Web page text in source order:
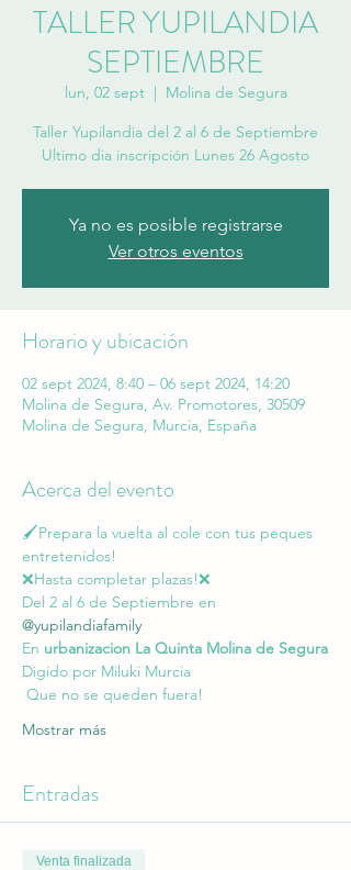
TALLER YUPILANDIA
SEPTIEMBRE
lun, 02 sept
  |
Molina de Segura
Taller Yupilandia del 2 al 6 de Septiembre
Ultimo dia inscripción Lunes 26 Agosto
Ya no es posible registrarse
Ver otros eventos
Horario y ubicación
02 sept 2024, 8:40 – 06 sept 2024, 14:20
Molina de Segura, Av. Promotores, 30509
Molina de Segura, Murcia, España
Acerca del evento
🖌Prepara la vuelta al cole con tus peques
entretenidos!
❌️Hasta completar plazas!❌️
Del 2 al 6 de Septiembre en
@yupilandiafamily
En urbanizacion La Quinta Molina de Segura
Digido por Miluki Murcia
Que no se queden fuera!
Mostrar más
Entradas
Venta finalizada